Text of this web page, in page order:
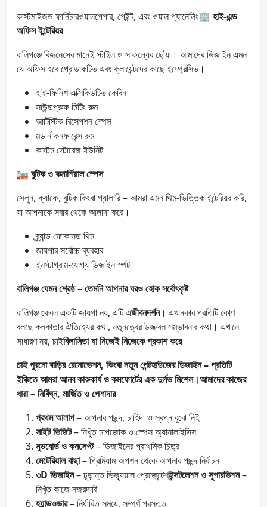
কাস্টমাইজড ফার্নিচারওয়ালপেপার, পেইন্ট, এবং ওয়াল প্যানেলিং🏢 হাই-এন্ড
অফিস ইন্টেরিয়র
বালিগঞ্জে বিজনেসের মানেই স্টাইল ও সাফল্যের ছোঁয়া। আমাদের ডিজাইন এমন
যে অফিস হবে প্রোডাকটিভ এবং ক্লায়েন্টদের কাছে ইম্প্রেসিভ।
হাই-ফিনিশ এক্সিকিউটিভ কেবিন
সাউন্ডপ্রুফ মিটিং রুম
আর্টিস্টিক রিসেপশন স্পেস
মডার্ন কনফারেন্স রুম
কাস্টম স্টোরেজ ইউনিট
🏣বুটিক ও কমার্শিয়াল স্পেস
সেলুন, ক্যাফে, বুটিক কিংবা গ্যালারি – আমরা এমন থিম-ভিত্তিক ইন্টেরিয়র করি,
যা আপনাকে সবার থেকে আলাদা করে।
ব্র্যান্ড ফোকাসড থিম
জায়গার সর্বোচ্চ ব্যবহার
ইনস্টাগ্রাম-যোগ্য ডিজাইন স্পট
বালিগঞ্জ যেমন শ্রেষ্ঠ – তেমনি আপনার ঘরও হোক সর্বোৎকৃষ্ট
বালিগঞ্জ কেবল একটি জায়গা নয়, এটি এজীবনদর্শন। এখানকার প্রতিটি কোণ
বলছে কলকাতার ঐতিহ্যের কথা, নতুনত্বের উজ্জ্বল সম্ভাবনার কথা। এখানে
সাধারণ নয়, চাইবিলাসিতা যা নিজেই নিজেকে প্রকাশ করে
চাই পুরনো বাড়ির রেনোভেশন, কিংবা নতুন পেন্টহাউজের ডিজাইন – প্রতিটি
ইঞ্চিতে আমরা আনব কারুকার্য ও কমফোর্টের এক দুর্লভ মিশেল।আমাদের কাজের
ধারা – নির্বিঘ্ন, মার্জিত ও পেশাদার
প্রথম আলাপ– আপনার পছন্দ, চাহিদা ও স্বপ্ন বুঝে নিই
সাইট ভিজিট– নিখুঁত মাপজোক ও স্পেস অ্যানালাইসিস
মুডবোর্ড ও কনসেপ্ট– ডিজাইনের প্রাথমিক চিত্র
মেটেরিয়াল বাছা– প্রিমিয়াম অপশন থেকে আপনার পছন্দ নির্বাচন
৩D ডিজাইন– চূড়ান্ত ভিজ্যুয়াল প্রেজেন্টেশইন্সটলেশন ও সুপারভিশন–
নিখুঁত কাজে নজরদারি
হ্যান্ডওভার– নির্ধারিত সময়ে, সম্পূর্ণ প্রস্তুত